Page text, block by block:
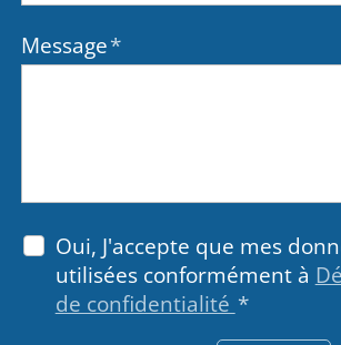
Message*
Oui, J'accepte que mes
utilisées conformément à
de confidentialité *